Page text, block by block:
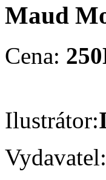
Maud
Cena:
Ilustrátor:
Vydavatel: